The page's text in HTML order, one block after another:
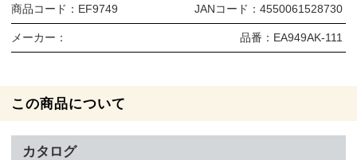
商品コード： EF9749 JANコード： 4550061528730
メーカー： 品番： EA949AK-111
この商品について
カタログ